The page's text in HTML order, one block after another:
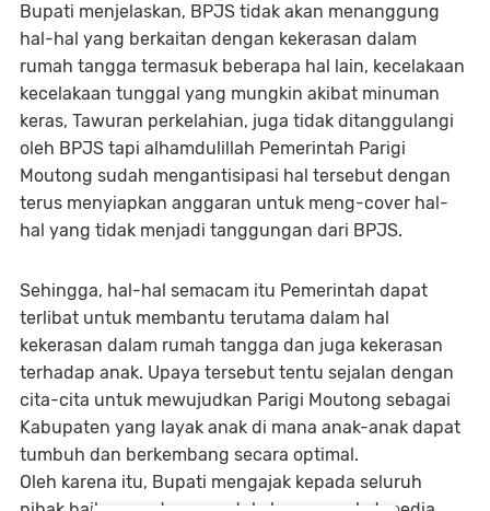
Bupati menjelaskan, BPJS tidak akan menanggung
hal-hal yang berkaitan dengan kekerasan dalam
rumah tangga termasuk beberapa hal lain, kecelakaan
kecelakaan tunggal yang mungkin akibat minuman
keras, Tawuran perkelahian, juga tidak ditanggulangi
oleh BPJS tapi alhamdulillah Pemerintah Parigi
Moutong sudah mengantisipasi hal tersebut dengan
terus menyiapkan anggaran untuk meng-cover hal-
hal yang tidak menjadi tanggungan dari BPJS.
Sehingga, hal-hal semacam itu Pemerintah dapat
terlibat untuk membantu terutama dalam hal
kekerasan dalam rumah tangga dan juga kekerasan
terhadap anak. Upaya tersebut tentu sejalan dengan
cita-cita untuk mewujudkan Parigi Moutong sebagai
Kabupaten yang layak anak di mana anak-anak dapat
tumbuh dan berkembang secara optimal.
Oleh karena itu, Bupati mengajak kepada seluruh